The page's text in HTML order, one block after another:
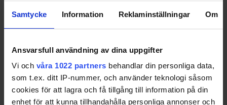
Samtycke Information Reklaminställningar Om
Ansvarsfull användning av dina uppgifter
Vi och våra 1022 partners behandlar din personliga data,
som t.ex. ditt IP-nummer, och använder teknologi såsom
cookies för att lagra och få tillgång till information på din
enhet för att kunna tillhandahålla personliga annonser och